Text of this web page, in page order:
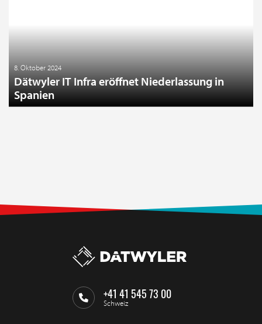
8. Oktober 2024
Dätwyler IT Infra eröffnet Niederlassung in
Spanien
+41 41 545 73 00
Schweiz